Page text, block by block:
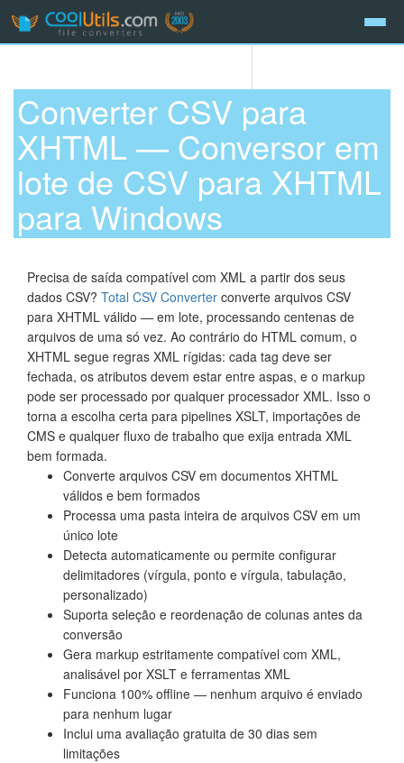
Converter CSV para
XHTML — Conversor em
lote de CSV para XHTML
para Windows
Precisa de saída compatível com XML a partir dos seus
dados CSV? Total CSV Converter converte arquivos CSV
para XHTML válido — em lote, processando centenas de
arquivos de uma só vez. Ao contrário do HTML comum, o
XHTML segue regras XML rígidas: cada tag deve ser
fechada, os atributos devem estar entre aspas, e o markup
pode ser processado por qualquer processador XML. Isso o
torna a escolha certa para pipelines XSLT, importações de
CMS e qualquer fluxo de trabalho que exija entrada XML
bem formada.
Converte arquivos CSV em documentos XHTML
válidos e bem formados
Processa uma pasta inteira de arquivos CSV em um
único lote
Detecta automaticamente ou permite configurar
delimitadores (vírgula, ponto e vírgula, tabulação,
personalizado)
Suporta seleção e reordenação de colunas antes da
conversão
Gera markup estritamente compatível com XML,
analisável por XSLT e ferramentas XML
Funciona 100% offline — nenhum arquivo é enviado
para nenhum lugar
Inclui uma avaliação gratuita de 30 dias sem
limitações